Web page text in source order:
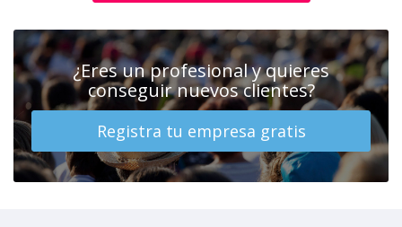
¿Eres un profesional y quieres
conseguir nuevos clientes?
Registra tu empresa gratis